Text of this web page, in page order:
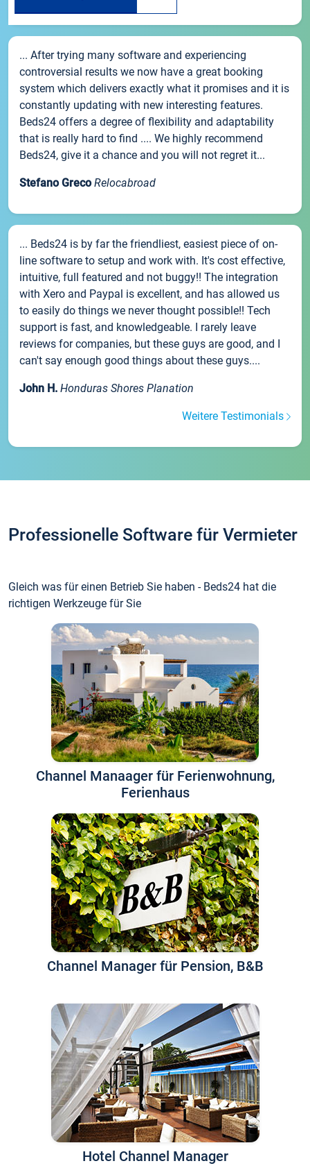
... After trying many software and experiencing
controversial results we now have a great booking
system which delivers exactly what it promises and it is
constantly updating with new interesting features.
Beds24 offers a degree of flexibility and adaptability
that is really hard to find .... We highly recommend
Beds24, give it a chance and you will not regret it...
Stefano Greco Relocabroad
... Beds24 is by far the friendliest, easiest piece of on-
line software to setup and work with. It's cost effective,
intuitive, full featured and not buggy!! The integration
with Xero and Paypal is excellent, and has allowed us
to easily do things we never thought possible!! Tech
support is fast, and knowledgeable. I rarely leave
reviews for companies, but these guys are good, and I
can't say enough good things about these guys....
John H. Honduras Shores Planation
Weitere Testimonials
Professionelle Software für Vermieter
Gleich was für einen Betrieb Sie haben - Beds24 hat die
richtigen Werkzeuge für Sie
Channel Manaager für Ferienwohnung,
Ferienhaus
Channel Manager für Pension, B&B
Hotel Channel Manager